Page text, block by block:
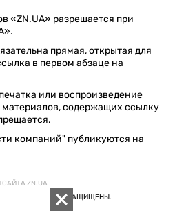
«ZN.UA» разрешается при
прямая, открытая для
в первом абзаце на
или воспроизведение
содержащих ссылку
компаний" публикуются на
ZN.UA
ВСЕ ПРАВА ЗАЩИЩЕНЫ.